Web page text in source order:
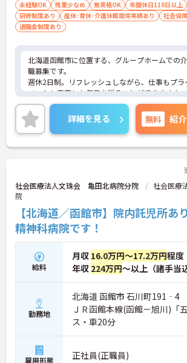
未経験OK 残業少なめ 無資格OK 年間休日110日以上
研修制度あり
産休･育休･介護休暇取得実績あり 社会保
退職金制度あり
北海道函館市に位置する、グループホームでの
職募集です。
週休2日制。リフレッシュしながら、仕事もプラ
ベートも充実した毎日を送ることができます！
社会保険をはじめ、退職金や季節のお休みを整
働きやすい職場環境づくりに力を入れています。
ご興味ある方には、面接対策ポイントなど、さ
詳細をお話しいたしますのでお気軽にご相談く
い。
詳細を見る 無料 紹
社会医療法人文珠会 亀田北病院分院
社会医療
院
【北海道／函館市】院内託児所あ
精神科病院です！
給料
月収 16.0万円～17.2万円程度
年収 224万円～以上（諸手当
勤務地
北海道 函館市 石川町191‐4
ＪＲ函館本線(函館－旭川)「
ス・車20分
雇用形態 正社員(正職員)